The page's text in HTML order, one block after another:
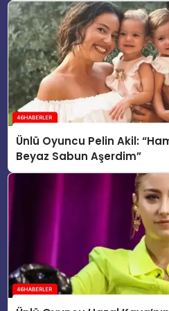
Ünlü Oyuncu Pelin Akil:
Beyaz Sabun Aşerdim”